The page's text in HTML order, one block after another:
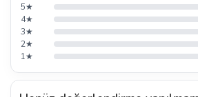
5★
4★
3★
2★
1★